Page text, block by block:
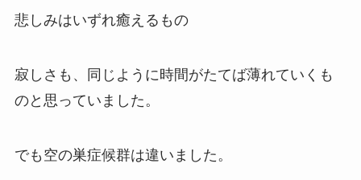
悲しみはいずれ癒えるもの
寂しさも、同じように時間がたてば薄れていくも
のと思っていました。
でも空の巣症候群は違いました。